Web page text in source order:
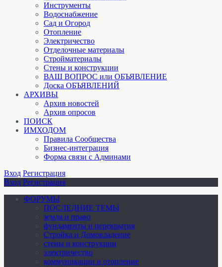
Инструменты
Водоснабжение
Сад и Огород
Отопление
Электричество
Отделочные материалы
Стройматериалы
Стены и конструкции
ВАШ ВОПРОС или ОБЪЯВЛЕНИЕ
Доска ОБЪЯВЛЕНИЙ
АРХИВЫ
Архив новостей
Архив опросов
ПОИСК
ИМХОДОМ
Правила Сообщества
Бизнес-интеграция
Форма связи с Админами
Вход Регистрация
Вход Регистрация
ФОРУМЫ
ПОСЛЕДНИЕ ТЕМЫ
земля и право
фундаменты и перекрытия
Стройка и Домовладение
стены и конструкции
электричество
коммуникации и отопление